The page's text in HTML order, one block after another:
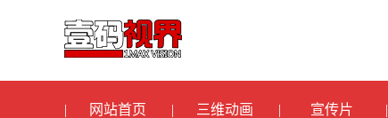
网站首页 三维动画 宣传片